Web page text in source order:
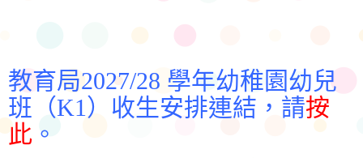
教育局2027/28 學年幼稚園幼兒
班（K1）收生安排連結，請按
此 。